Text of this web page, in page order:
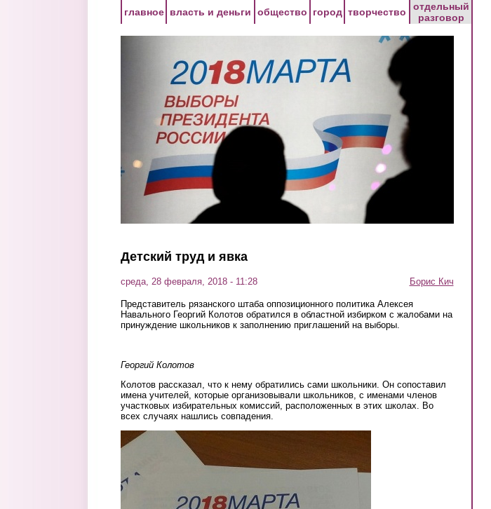
главное власть и деньги общество город творчество
отдельный
разговор
Детский труд и явка
среда, 28 февраля, 2018 - 11:28 Борис Кич
Представитель рязанского штаба оппозиционного политика Алексея
Навального Георгий Колотов обратился в областной избирком с жалобами на
принуждение школьников к заполнению приглашений на выборы.
Георгий Колотов
Колотов рассказал, что к нему обратились сами школьники. Он сопоставил
имена учителей, которые организовывали школьников, с именами членов
участковых избирательных комиссий, расположенных в этих школах. Во
всех случаях нашлись совпадения.
1.jpg